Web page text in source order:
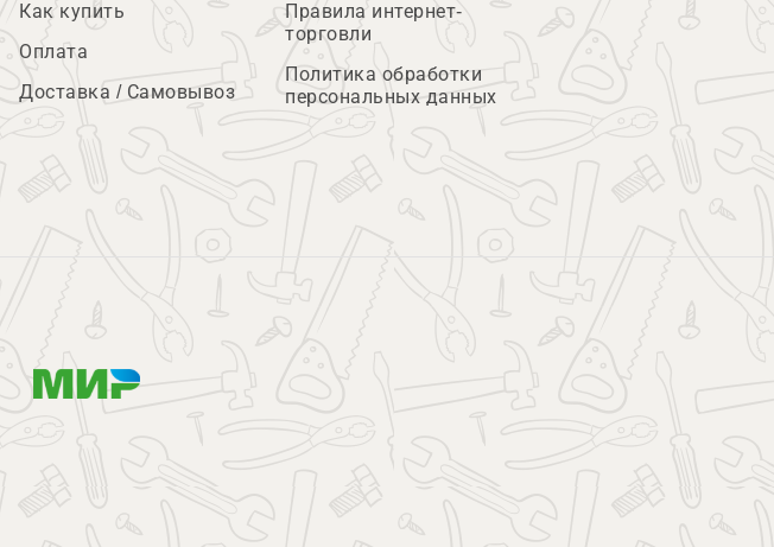
Как купить
Оплата
Доставка / Самовывоз
Правила интернет-
торговли
Политика обработки
персональных данных